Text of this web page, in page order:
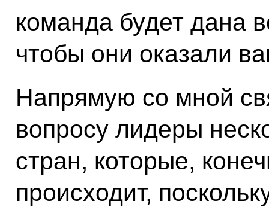
команда будет дана
чтобы они оказали
Напрямую со мной
вопросу лидеры
стран, которые,
происходит,